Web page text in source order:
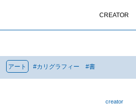
CREATOR
アート #カリグラフィー #書
creator